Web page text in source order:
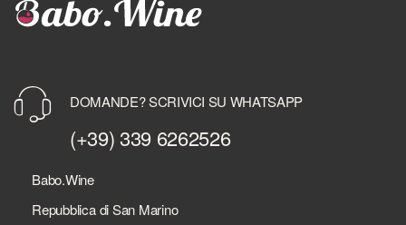
DOMANDE? SCRIVICI SU WHATSAPP
(+39) 339 6262526
Babo.Wine
Repubblica di San Marino